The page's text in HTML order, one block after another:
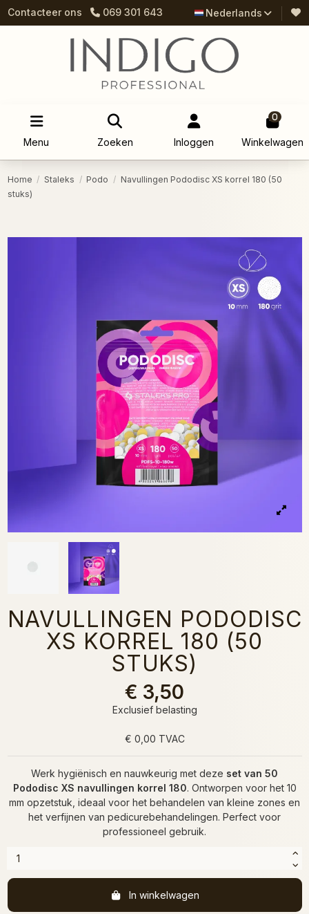
Contacteer ons 069 301 643 Nederlands
Menu Zoeken Inloggen
0
Winkelwagen
Home Staleks Podo
Navullingen Pododisc XS korrel 180 (50
stuks)
NAVULLINGEN PODODISC
XS KORREL 180 (50
STUKS)
€ 3,50
Exclusief belasting
€ 0,00 TVAC
Werk hygiënisch en nauwkeurig met deze set van 50
Pododisc XS navullingen korrel 180. Ontworpen voor het 10
mm opzetstuk, ideaal voor het behandelen van kleine zones en
het verfijnen van pedicurebehandelingen. Perfect voor
professioneel gebruik.
In winkelwagen